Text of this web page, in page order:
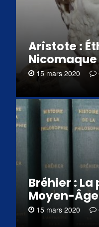
Aristote :
Nicomaque
15 mars 2020
Bréhier :
Moyen-Âge
15 mars 2020